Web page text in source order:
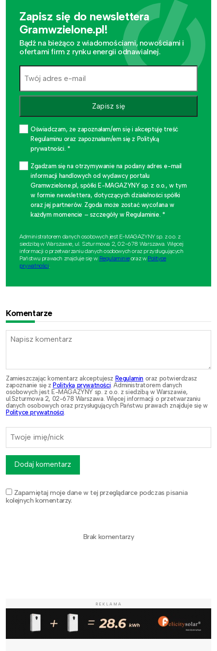
Zapisz się do newslettera
Gramwzielone.pl!
Bądź na bieżąco z wiadomościami, nowościami i
ofertami firm z rynku energii odnawialnej.
Zapisz się
Oświadczam, że zapoznałam/em się i akceptuję treść
Regulaminu oraz zapoznałam/em się z Polityką
prywatności. *
Zgadzam się na otrzymywanie na podany adres e-mail
informacji handlowych od wydawcy portalu
Gramwzielone.pl, spółki E-MAGAZYNY sp. z o.o., w tym
w formie newslettera, dotyczących działalności spółki
oraz jej partnerów. Zgoda może zostać wycofana w
każdym momencie – szczegóły w Regulaminie. *
Administratorem danych osobowych jest E-MAGAZYNY sp. z o.o. z
siedzibą w Warszawie, ul. Szturmowa 2, 02-678 Warszawa. Więcej
informacji o przetwarzaniu danych osobowych oraz przysługujących
Państwu prawach znajduje się w Regulaminieoraz w Polityce
prywatności.
Komentarze
Zamieszczając komentarz akceptujesz Regulamin oraz potwierdzasz
zapoznanie się z Polityką prywatności. Administratorem danych
osobowych jest E-MAGAZYNY sp. z o.o. z siedzibą w Warszawie,
ul.Szturmowa 2, 02-678 Warszawa. Więcej informacji o przetwarzaniu
danych osobowych oraz przysługujących Państwu prawach znajduje się w
Polityce prywatności.
Zapamiętaj moje dane w tej przeglądarce podczas pisania
kolejnych komentarzy.
Dodaj komentarz
Brak komentarzy
REKLAMA